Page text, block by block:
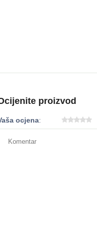
proizvod
ocjena: